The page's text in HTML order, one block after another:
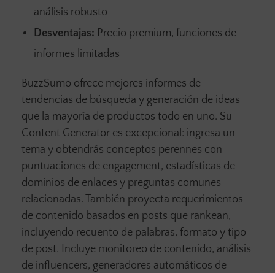
análisis robusto
Desventajas: Precio premium, funciones de
informes limitadas
BuzzSumo ofrece mejores informes de
tendencias de búsqueda y generación de ideas
que la mayoría de productos todo en uno. Su
Content Generator es excepcional: ingresa un
tema y obtendrás conceptos perennes con
puntuaciones de engagement, estadísticas de
dominios de enlaces y preguntas comunes
relacionadas. También proyecta requerimientos
de contenido basados en posts que rankean,
incluyendo recuento de palabras, formato y tipo
de post. Incluye monitoreo de contenido, análisis
de influencers, generadores automáticos de